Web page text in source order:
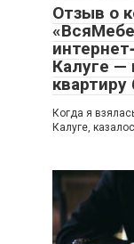
Отзыв о
Калуге —
Когда я
Калуге,